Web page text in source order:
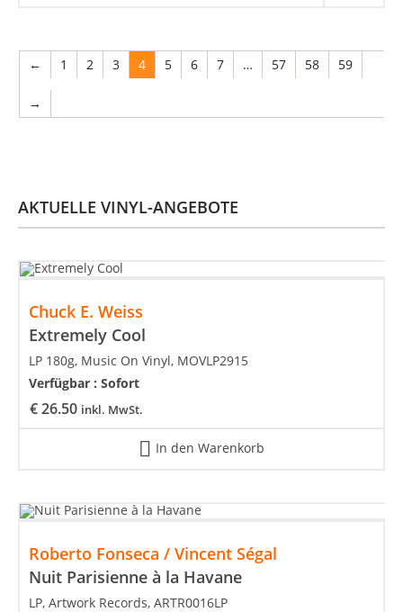
← 1 2 3 4 5 6 7 … 57 58 59
→
AKTUELLE VINYL-ANGEBOTE
Chuck E. Weiss
Extremely Cool
€26.50 inkl. MwSt.
LP 180g, Music On Vinyl, MOVLP2915
Verfügbar : Sofort
In den Warenkorb
Roberto Fonseca / Vincent Ségal
Nuit Parisienne à la Havane
LP, Artwork Records, ARTR0016LP